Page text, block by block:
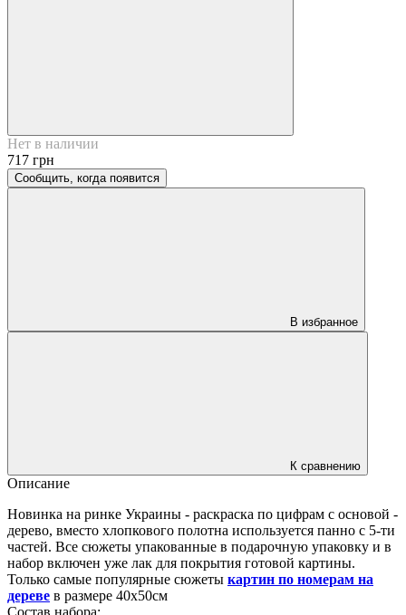
Нет в наличии
717 грн
Сообщить, когда появится
В избранное
К сравнению
Описание
Новинка на ринке Украины - раскраска по цифрам с основой -
дерево, вместо хлопкового полотна используется панно с 5-ти
частей. Все сюжеты упакованные в подарочную упаковку и в
набор включен уже лак для покрытия готовой картины.
Только самые популярные сюжеты картин по номерам на
дереве в размере 40х50см
Состав набора: